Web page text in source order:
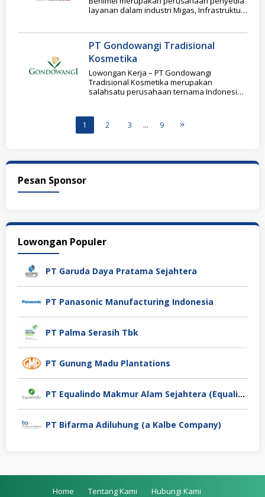
layanan dalam industri Migas, Infrastruktur,
PT Gondowangi Tradisional
Kosmetika
Lowongan Kerja – PT Gondowangi
Tradisional Kosmetika merupakan
salahsatu perusahaan ternama Indonesia
1 2 3 … 9
Pesan Sponsor
Lowongan Populer
PT Garuda Daya Pratama Sejahtera
PT Panasonic Manufacturing Indonesia
PT Palma Serasih Tbk
PT Gunung Madu Plantations
PT Equalindo Makmur Alam Sejahtera (Equalindo Group)
PT Bifarma Adiluhung (a Kalbe Company)
Home Tentang Kami Hubungi Kami